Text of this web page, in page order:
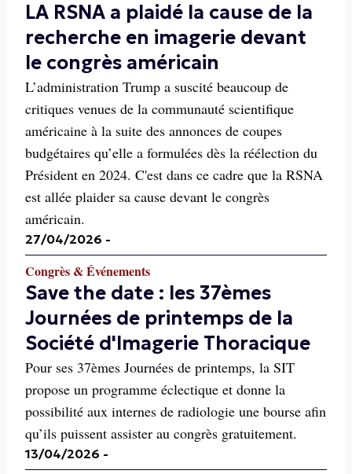
LA RSNA a plaidé la cause de la
recherche en imagerie devant
le congrès américain
L’administration Trump a suscité beaucoup de
critiques venues de la communauté scientifique
américaine à la suite des annonces de coupes
budgétaires qu’elle a formulées dès la réélection du
Président en 2024. C'est dans ce cadre que la RSNA
est allée plaider sa cause devant le congrès
américain.
27/04/2026 -
Congrès & Événements
Save the date : les 37èmes
Journées de printemps de la
Société d'Imagerie Thoracique
Pour ses 37èmes Journées de printemps, la SIT
propose un programme éclectique et donne la
possibilité aux internes de radiologie une bourse afin
qu’ils puissent assister au congrès gratuitement.
13/04/2026 -